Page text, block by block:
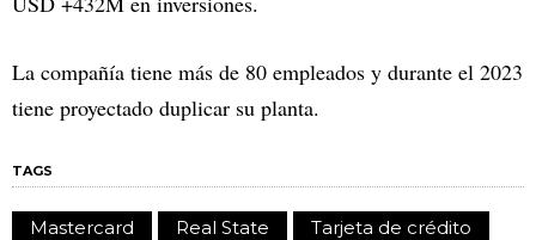
La compañía tiene más de 80 empleados y durante el 2023
tiene proyectado duplicar su planta.
TAGS
Mastercard Real State Tarjeta de crédito